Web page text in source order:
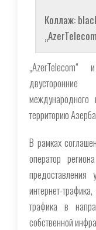
Коллаж:
международного
территорию
В рамках
оператор
интернет-
трафика в
собственной